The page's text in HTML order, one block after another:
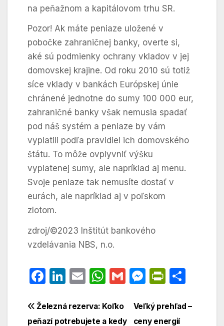
na peňažnom a kapitálovom trhu SR.
Pozor! Ak máte peniaze uložené v
pobočke zahraničnej banky, overte si,
aké sú podmienky ochrany vkladov v jej
domovskej krajine. Od roku 2010 sú totiž
síce vklady v bankách Európskej únie
chránené jednotne do sumy 100 000 eur,
zahraničné banky však nemusia spadať
pod náš systém a peniaze by vám
vyplatili podľa pravidiel ich domovského
štátu. To môže ovplyvniť výšku
vyplatenej sumy, ale napríklad aj menu.
Svoje peniaze tak nemusíte dostať v
eurách, ale napríklad aj v poľskom
zlotom.
zdroj/©2023 Inštitút bankového
vzdelávania NBS, n.o.
F
a
c
e
Li
n
k
e
E
m
ai
l
W
h
at
s
G
m
ai
l
M
e
s
s
P
ri
nt
Fr
ar
Navigácia
Veľký prehľad –
ceny energií
Železná rezerva: Koľko
peňazí potrebujete a kedy